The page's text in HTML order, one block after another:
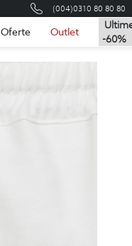
(004)0310 80 80 80
Oferte Outlet
-60%
Romana